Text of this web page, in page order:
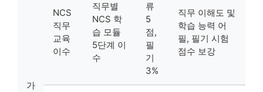
가
NCS
직무
교육
이수
직무별
NCS 학
습 모듈
5단계 이
수
류
5
점,
필
기
3%
직무 이해도 및
학습 능력 어
필, 필기 시험
점수 보강